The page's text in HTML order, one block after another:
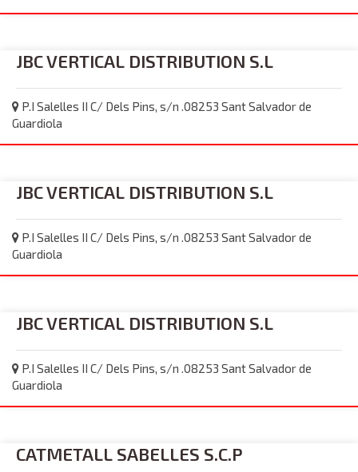
JBC VERTICAL DISTRIBUTION S.L
P.I Salelles II C/ Dels Pins, s/n .08253 Sant Salvador de
Guardiola
JBC VERTICAL DISTRIBUTION S.L
P.I Salelles II C/ Dels Pins, s/n .08253 Sant Salvador de
Guardiola
JBC VERTICAL DISTRIBUTION S.L
P.I Salelles II C/ Dels Pins, s/n .08253 Sant Salvador de
Guardiola
CATMETALL SABELLES S.C.P